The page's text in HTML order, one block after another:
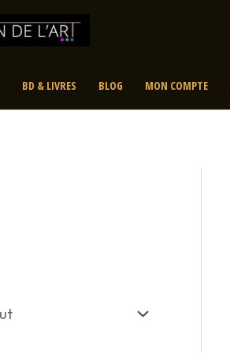
BD & LIVRES BLOG MON COMPTE